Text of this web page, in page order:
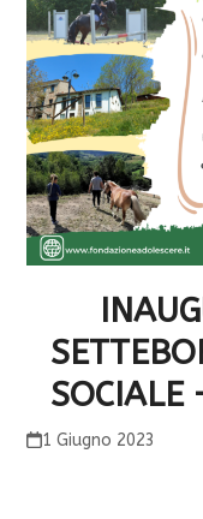
1 Giugno 2023